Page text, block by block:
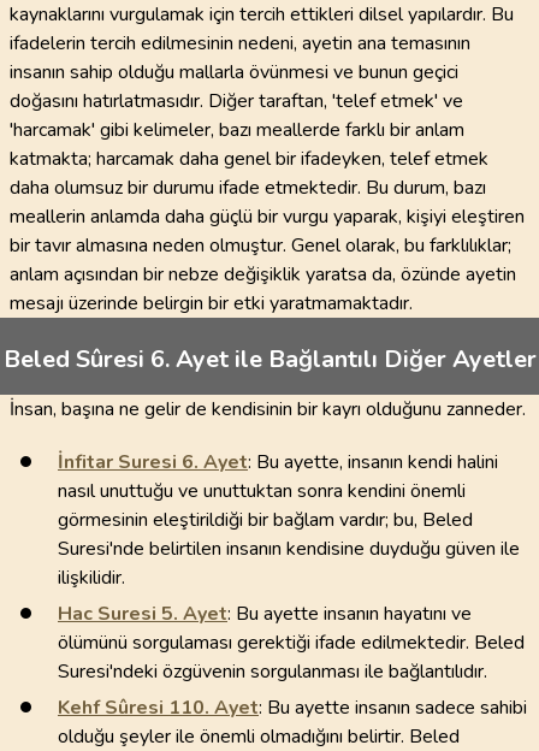
kaynaklarını vurgulamak için tercih ettikleri dilsel yapılardır. Bu
ifadelerin tercih edilmesinin nedeni, ayetin ana temasının
insanın sahip olduğu mallarla övünmesi ve bunun geçici
doğasını hatırlatmasıdır. Diğer taraftan, 'telef etmek' ve
'harcamak' gibi kelimeler, bazı meallerde farklı bir anlam
katmakta; harcamak daha genel bir ifadeyken, telef etmek
daha olumsuz bir durumu ifade etmektedir. Bu durum, bazı
meallerin anlamda daha güçlü bir vurgu yaparak, kişiyi eleştiren
bir tavır almasına neden olmuştur. Genel olarak, bu farklılıklar;
anlam açısından bir nebze değişiklik yaratsa da, özünde ayetin
mesajı üzerinde belirgin bir etki yaratmamaktadır.
Beled Sûresi 6. Ayet ile Bağlantılı Diğer Ayetler
İnsan, başına ne gelir de kendisinin bir kayrı olduğunu zanneder.
İnfitar Suresi 6. Ayet: Bu ayette, insanın kendi halini
nasıl unuttuğu ve unuttuktan sonra kendini önemli
görmesinin eleştirildiği bir bağlam vardır; bu, Beled
Suresi'nde belirtilen insanın kendisine duyduğu güven ile
ilişkilidir.
Hac Suresi 5. Ayet: Bu ayette insanın hayatını ve
ölümünü sorgulaması gerektiği ifade edilmektedir. Beled
Suresi'ndeki özgüvenin sorgulanması ile bağlantılıdır.
Kehf Sûresi 110. Ayet: Bu ayette insanın sadece sahibi
olduğu şeyler ile önemli olmadığını belirtir. Beled